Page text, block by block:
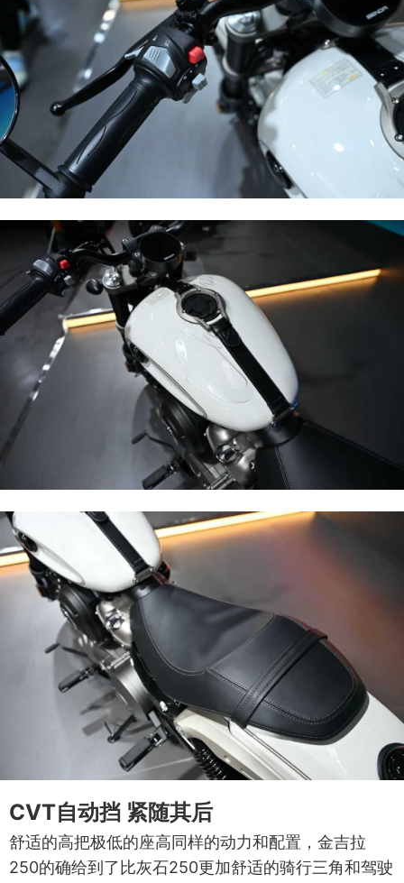
CVT自动挡 紧随其后
舒适的高把极低的座高同样的动力和配置，金吉拉
250的确给到了比灰石250更加舒适的骑行三角和驾驶